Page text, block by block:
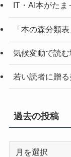
IT・AI本がた
「本の森分類
気候変動で読
若い読者に贈
過去の投稿